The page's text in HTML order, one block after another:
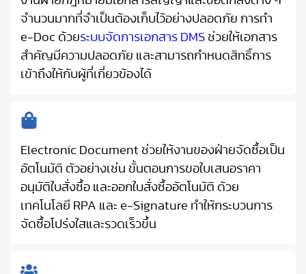
จำนวนมากที่จำเป็นต้องเก็บไว้อย่างปลอดภัย การทำ
e-Doc ด้วยระบบจัดการเอกสาร DMS ช่วยให้เอกสาร
สำคัญมีความปลอดภัย และสามารถกำหนดสิทธิ์การ
เข้าถึงให้กับผู้ที่เกี่ยวข้องได้
Electronic Document ช่วยให้งานของฝ่ายจัดซื้อเป็น
อัตโนมัติ ตัวอย่างเช่น ขั้นตอนการขอใบเสนอราคา
อนุมัติใบสั่งซื้อ และออกใบสั่งซื้ออัตโนมัติ ด้วย
เทคโนโลยี RPA และ e-Signature ทำให้กระบวนการ
จัดซื้อโปร่งใสและรวดเร็วขึ้น